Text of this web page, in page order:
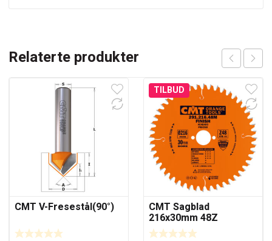
Relaterte produkter
CMT V-Fresestål(90°)
TILBUD
CMT Sagblad
216x30mm 48Z